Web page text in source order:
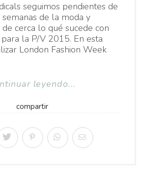
seguimos pendientes de
de la moda y
cerca lo qué sucede con
la P/V 2015. En esta
London Fashion Week
leyendo...
compartir